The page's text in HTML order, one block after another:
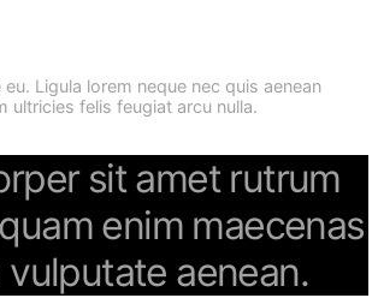
Ligula lorem neque nec quis aenean
ultricies felis feugiat arcu nulla.
sit amet rutrum
enim maecenas
vulputate aenean.